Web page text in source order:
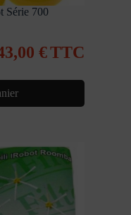
Série 700
€TTC